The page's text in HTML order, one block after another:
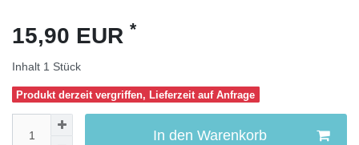
15,90 EUR *
Inhalt 1 Stück
Produkt derzeit vergriffen, Lieferzeit auf Anfrage
In den Warenkorb